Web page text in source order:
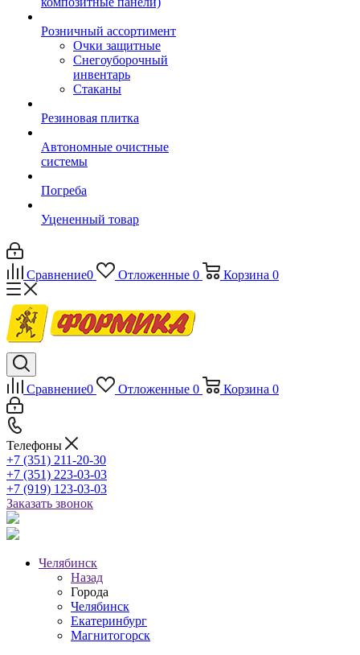
Розничный ассортимент
Очки защитные
Снегоуборочный
инвентарь
Стаканы
Резиновая плитка
Автономные очистные
системы
Погреба
Уцененный товар
Сравнение0 Отложенные 0 Корзина 0
Сравнение0 Отложенные 0 Корзина 0
Телефоны
+7 (351) 211-20-30
+7 (351) 223-03-03
+7 (919) 123-03-03
Заказать звонок
Челябинск
Назад
Города
Челябинск
Екатеринбург
Магнитогорск